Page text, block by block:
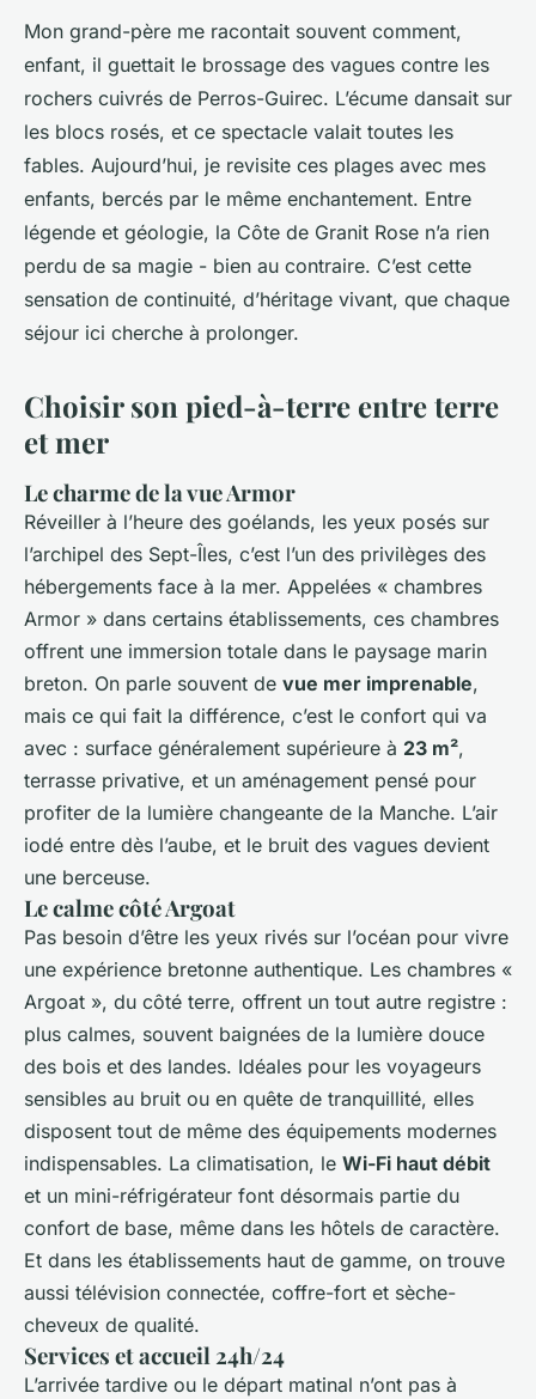
Mon grand-père me racontait souvent comment,
enfant, il guettait le brossage des vagues contre les
rochers cuivrés de Perros-Guirec. L’écume dansait sur
les blocs rosés, et ce spectacle valait toutes les
fables. Aujourd’hui, je revisite ces plages avec mes
enfants, bercés par le même enchantement. Entre
légende et géologie, la Côte de Granit Rose n’a rien
perdu de sa magie - bien au contraire. C’est cette
sensation de continuité, d’héritage vivant, que chaque
séjour ici cherche à prolonger.
Choisir son pied-à-terre entre terre
et mer
Le charme de la vue Armor
Réveiller à l’heure des goélands, les yeux posés sur
l’archipel des Sept-Îles, c’est l’un des privilèges des
hébergements face à la mer. Appelées « chambres
Armor » dans certains établissements, ces chambres
offrent une immersion totale dans le paysage marin
breton. On parle souvent de vue mer imprenable,
mais ce qui fait la différence, c’est le confort qui va
avec : surface généralement supérieure à 23 m²,
terrasse privative, et un aménagement pensé pour
profiter de la lumière changeante de la Manche. L’air
iodé entre dès l’aube, et le bruit des vagues devient
une berceuse.
Le calme côté Argoat
Pas besoin d’être les yeux rivés sur l’océan pour vivre
une expérience bretonne authentique. Les chambres «
Argoat », du côté terre, offrent un tout autre registre :
plus calmes, souvent baignées de la lumière douce
des bois et des landes. Idéales pour les voyageurs
sensibles au bruit ou en quête de tranquillité, elles
disposent tout de même des équipements modernes
indispensables. La climatisation, le Wi-Fi haut débit
et un mini-réfrigérateur font désormais partie du
confort de base, même dans les hôtels de caractère.
Et dans les établissements haut de gamme, on trouve
aussi télévision connectée, coffre-fort et sèche-
cheveux de qualité.
Services et accueil 24h/24
L’arrivée tardive ou le départ matinal n’ont pas à